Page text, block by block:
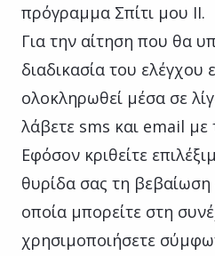
πρόγραμμα Σπίτι μου ΙΙ.
Για την αίτηση που θα
διαδικασία του ελέγχου
ολοκληρωθεί μέσα σε
λάβετε sms και email με
Εφόσον κριθείτε
θυρίδα σας τη βεβαίωση
οποία μπορείτε στη
χρησιμοποιήσετε